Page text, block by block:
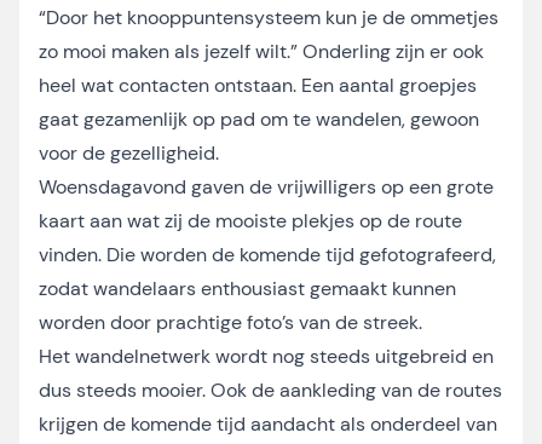
“Door het knooppuntensysteem kun je de ommetjes
zo mooi maken als jezelf wilt.” Onderling zijn er ook
heel wat contacten ontstaan. Een aantal groepjes
gaat gezamenlijk op pad om te wandelen, gewoon
voor de gezelligheid.
Woensdagavond gaven de vrijwilligers op een grote
kaart aan wat zij de mooiste plekjes op de route
vinden. Die worden de komende tijd gefotografeerd,
zodat wandelaars enthousiast gemaakt kunnen
worden door prachtige foto’s van de streek.
Het wandelnetwerk wordt nog steeds uitgebreid en
dus steeds mooier. Ook de aankleding van de routes
krijgen de komende tijd aandacht als onderdeel van